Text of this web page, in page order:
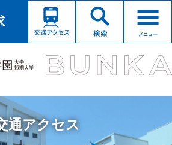
メニュー
通アクセス